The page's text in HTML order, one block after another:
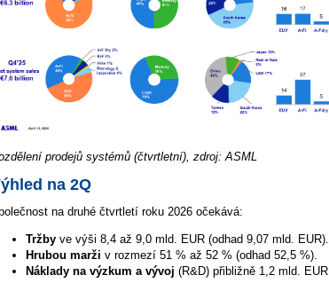
prodejů systémů (čtvrtletní), zdroj: ASML
na 2Q
na druhé čtvrtletí roku 2026 očekává:
Tržby ve výši 8,4 až 9,0 mld. EUR (odhad 9,07 mld. EUR).
Hrubou marži v rozmezí 51 % až 52 % (odhad 52,5 %).
Náklady na výzkum a vývoj (R&D) přibližně 1,2 mld. EUR.